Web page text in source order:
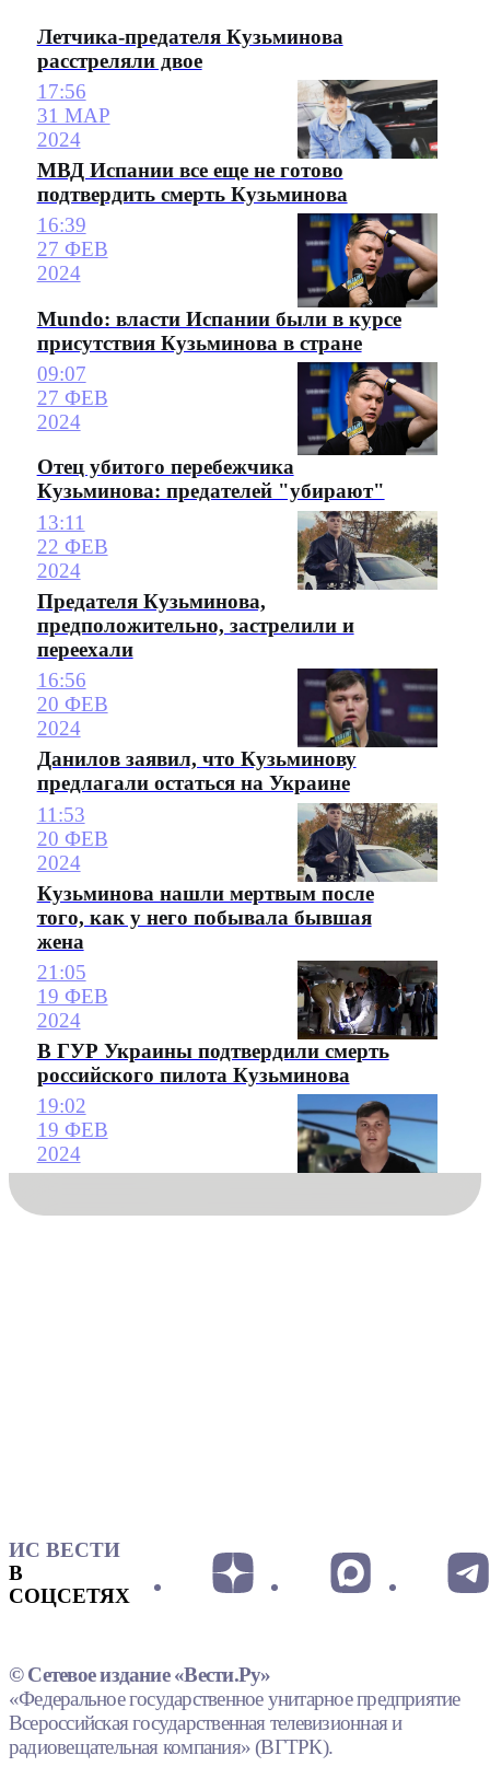
Летчика-предателя Кузьминова
расстреляли двое
17:56
31 МАР
2024
МВД Испании все еще не готово
подтвердить смерть Кузьминова
16:39
27 ФЕВ
2024
Mundo: власти Испании были в курсе
присутствия Кузьминова в стране
09:07
27 ФЕВ
2024
Отец убитого перебежчика
Кузьминова: предателей "убирают"
13:11
22 ФЕВ
2024
Предателя Кузьминова,
предположительно, застрелили и
переехали
16:56
20 ФЕВ
2024
Данилов заявил, что Кузьминову
предлагали остаться на Украине
11:53
20 ФЕВ
2024
Кузьминова нашли мертвым после
того, как у него побывала бывшая
жена
21:05
19 ФЕВ
2024
В ГУР Украины подтвердили смерть
российского пилота Кузьминова
19:02
19 ФЕВ
2024
ИС ВЕСТИ
В
СОЦСЕТЯХ
© Сетевое издание «Вести.Ру»
«Федеральное государственное унитарное предприятие
Всероссийская государственная телевизионная и
радиовещательная компания» (ВГТРК).